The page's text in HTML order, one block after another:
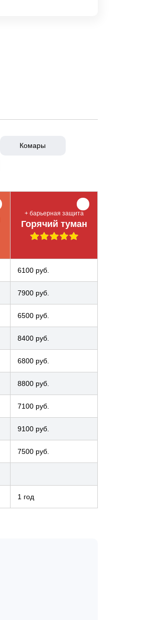
Комары
+ барьерная защита
Горячий туман
6100 руб.
7900 руб.
6500 руб.
8400 руб.
6800 руб.
8800 руб.
7100 руб.
9100 руб.
7500 руб.
1 год